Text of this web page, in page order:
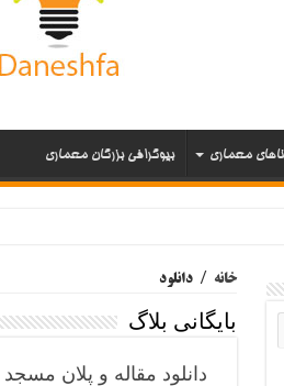
معماری بیوگرافی بزرگان معماری
خانه / دانلود
بایگانی بلاگ
دانلود مقاله و پلان